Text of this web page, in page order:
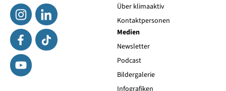
Über klimaaktiv
Kontaktpersonen
Medien
Newsletter
Podcast
Bildergalerie